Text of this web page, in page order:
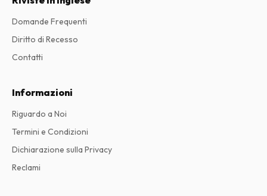
Domande Frequenti
Diritto di Recesso
Contatti
Informazioni
Riguardo a Noi
Termini e Condizioni
Dichiarazione sulla Privacy
Reclami